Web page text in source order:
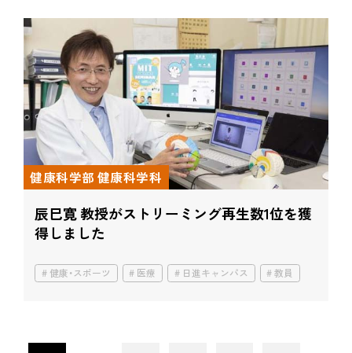
健康科学部 健康科学科
辰巳寛 教授がストリーミング再生数1位を獲
得しました
健康・スポーツ 医療 日進キャンパス 教員